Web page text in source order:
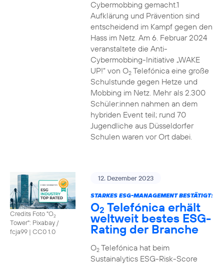
Cybermobbing gemacht.1
Aufklärung und Prävention sind
entscheidend im Kampf gegen den
Hass im Netz. Am 6. Februar 2024
veranstaltete die Anti-
Cybermobbing-Initiative „WAKE
UP!“ von O2Telefónica eine große
Schulstunde gegen Hetze und
Mobbing im Netz. Mehr als 2.300
Schüler:innen nahmen an dem
hybriden Event teil; rund 70
Jugendliche aus Düsseldorfer
Schulen waren vor Ort dabei.
Credits Foto "O2
Tower": Pixabay /
fcja99 | CC0 1.0
12. Dezember 2023
STARKES ESG-MANAGEMENT BESTÄTIGT:
O2 Telefónica erhält
weltweit bestes ESG-
Rating der Branche
O2Telefónica hat beim
Sustainalytics ESG-Risk-Score